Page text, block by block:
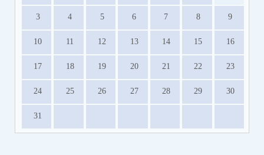
3 4 5 6 7 8 9
10 11 12 13 14 15 16
17 18 19 20 21 22 23
24 25 26 27 28 29 30
31